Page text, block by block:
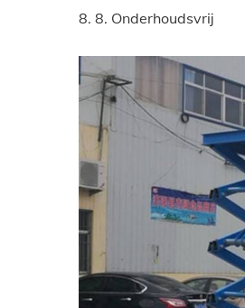
8. 8. Onderhoudsvrij